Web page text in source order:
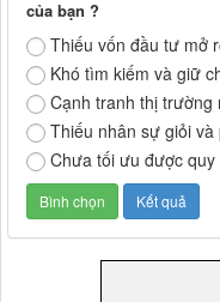
của bạn ?
Thiếu vốn đầu tư mở
Khó tìm kiếm và giữ
Cạnh tranh thị trường
Thiếu nhân sự giỏi và
Chưa tối ưu được